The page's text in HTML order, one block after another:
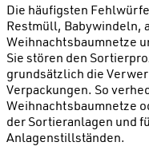
Die häufigsten
Restmüll, Babywindeln,
Weihnachtsbaumnetze
Sie stören den
grundsätzlich die
Verpackungen. So
Weihnachtsbaumnetze
der Sortieranlagen und
Anlagenstillständen.